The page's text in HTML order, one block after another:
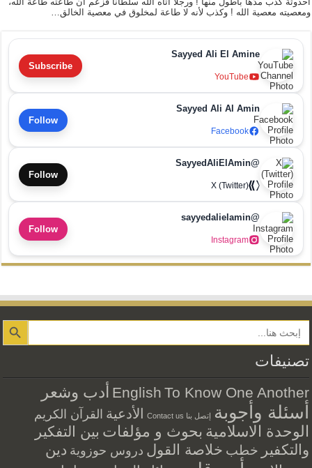
ومعصيته معصية الله ! وكذب لأنه لا طاعة لمخلوق في معصية الخالق…
Sayyed Ali El Amine
YouTube
Subscribe
Sayyed Ali Al Amin
Facebook
Follow
@SayyedAliElAmin
X (Twitter)
Follow
@sayyedalielamin
Instagram
Follow
Search Button
تصنيفات
English To Know One Another أدب وشعر
أسئلة وأجوبة إتصل بنا Contact us الأدعية القرآن الكريم
الوحدة الاسلامية بحوث و مؤلفات بين التفكير
والتكفير خطب خلاصة القول دروس حوزوية دين